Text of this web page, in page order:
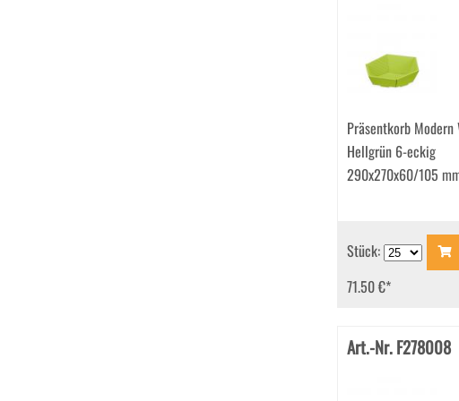
Präsentkorb Modern
Hellgrün 6-eckig
290x270x60/105
Stück:
71.50 €*
Art.-Nr. F278008